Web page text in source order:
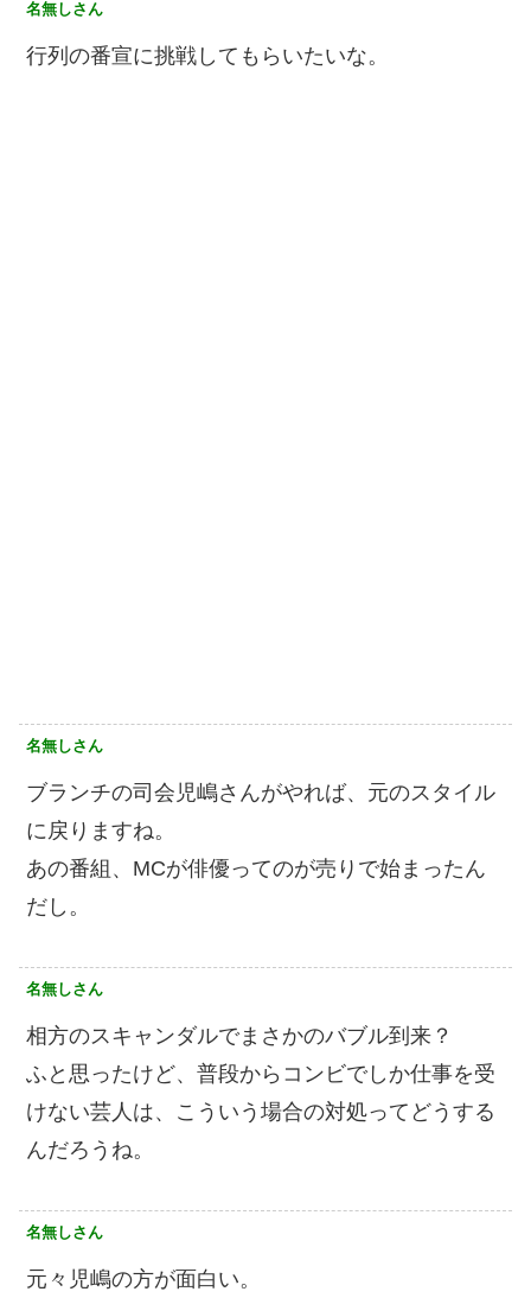
名無しさん
行列の番宣に挑戦してもらいたいな。
名無しさん
ブランチの司会児嶋さんがやれば、元のスタイル
に戻りますね。
あの番組、MCが俳優ってのが売りで始まったん
だし。
名無しさん
相方のスキャンダルでまさかのバブル到来？
ふと思ったけど、普段からコンビでしか仕事を受
けない芸人は、こういう場合の対処ってどうする
んだろうね。
名無しさん
元々児嶋の方が面白い。